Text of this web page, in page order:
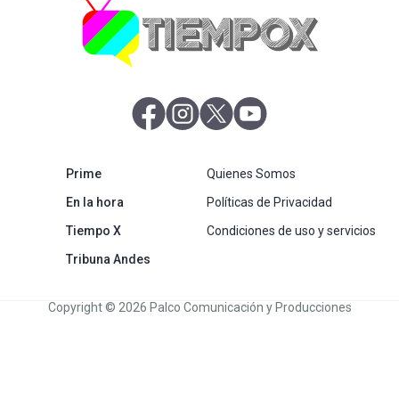
abre en nueva pestaña
abre en nueva pestaña
abre en nueva pestaña
Primeabre en nueva pestaña
En la horaabre en nueva pestaña
Tiempo X
Tribuna Andesabre en nueva pestaña
Quienes Somos
Políticas de Privacidad
Condiciones de uso y servicios
Copyright © 2026 Palco Comunicación y Producciones